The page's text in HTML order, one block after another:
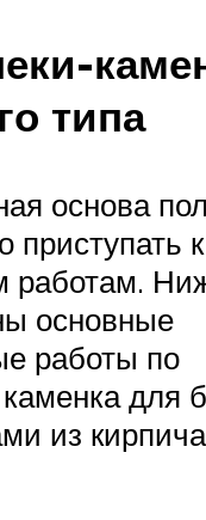
типа
основа
приступать к
работам.
основные
работы по
для
из